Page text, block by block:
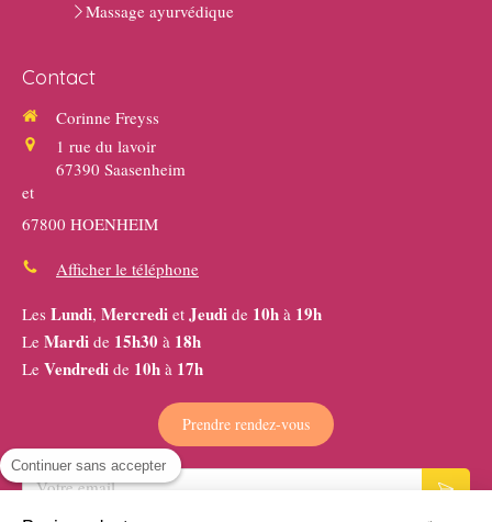
Massage ayurvédique
Contact
Corinne Freyss
1 rue du lavoir
67390 Saasenheim
et
67800 HOENHEIM
Afficher le téléphone
Les Lundi, Mercredi et Jeudi de 10h à 19h
Le Mardi de 15h30 à 18h
Le Vendredi de 10h à 17h
Prendre rendez-vous
Votre email
Continuer sans accepter